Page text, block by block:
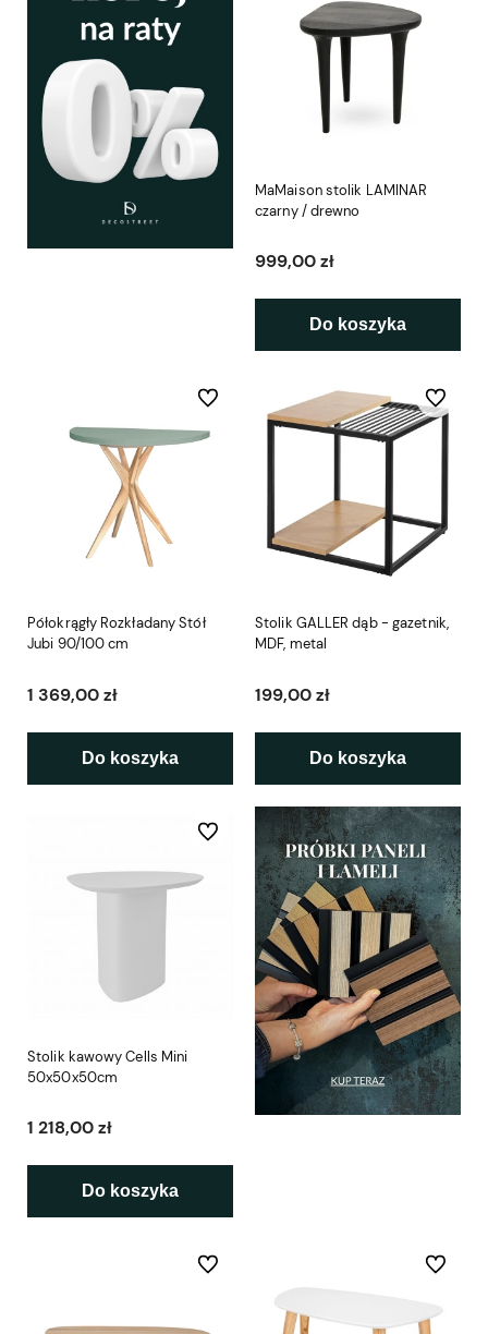
MaMaison stolik LAMINAR
czarny / drewno
999,00 zł
Do koszyka
Półokrągły Rozkładany Stół
Jubi 90/100 cm
1 369,00 zł
Do koszyka
Do ulubionych
Stolik GALLER dąb - gazetnik,
MDF, metal
199,00 zł
Do koszyka
Do
Stolik kawowy Cells Mini
50x50x50cm
1 218,00 zł
Do koszyka
Do ulubionych
Do ulubionych Do